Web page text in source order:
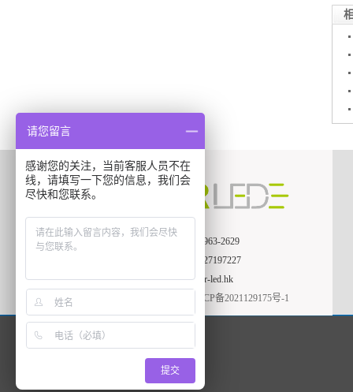
电话：159-9963-2629
0755-27197227
销售：zsj@cr-led.hk
粤ICP备2021129175号-1
请您留言
感谢您的关注，当前客服人员不在
线，请填写一下您的信息，我们会
尽快和您联系。
提交